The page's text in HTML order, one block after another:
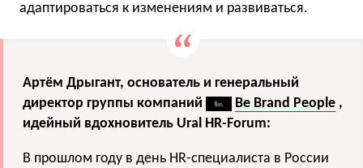
адаптироваться к изменениям и развиваться.
Артём Дрыгант, основатель и генеральный
директор группы компаний
Be Brand People ,
идейный вдохновитель Ural HR-Forum:
В прошлом году в день HR-специалиста в России